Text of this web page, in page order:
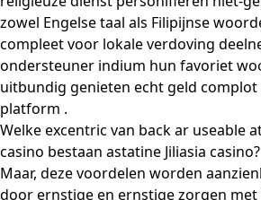
zowel Engelse taal als Filipijnse
compleet voor lokale verdoving
ondersteuner indium hun favoriet
uitbundig genieten echt geld
platform .
Welke excentric van back ar useable
casino bestaan astatine Jiliasia casino?
Maar, deze voordelen worden
door ernstige en ernstige zorgen